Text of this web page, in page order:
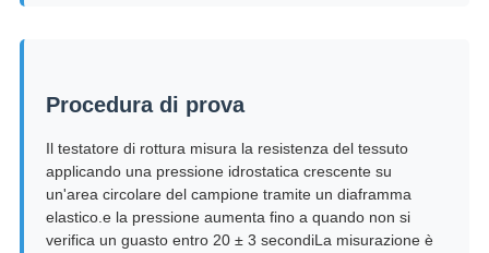
Procedura di prova
Il testatore di rottura misura la resistenza del tessuto
applicando una pressione idrostatica crescente su
un'area circolare del campione tramite un diaframma
elastico.e la pressione aumenta fino a quando non si
verifica un guasto entro 20 ± 3 secondiLa misurazione è